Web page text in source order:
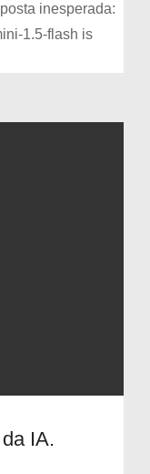
inesperada:
1.5-flash is
IA.